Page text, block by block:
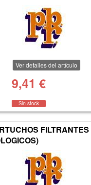
Ver detalles del artículo
9,41 €
Sin stock
FILTRANTES